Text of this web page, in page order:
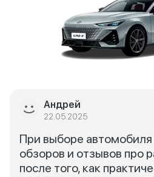
Андрей
22.05.2025
При выборе
обзоров и отзывов про
после того, как